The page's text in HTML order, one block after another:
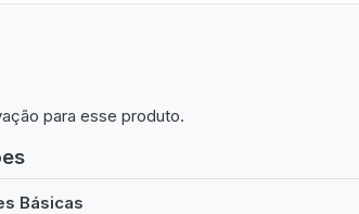
para esse produto.
Básicas